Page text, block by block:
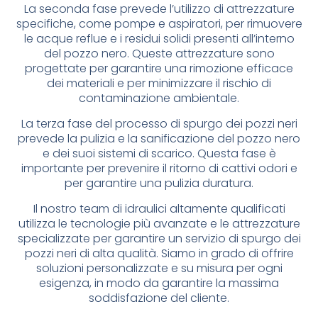
La seconda fase prevede l’utilizzo di attrezzature
specifiche, come pompe e aspiratori, per rimuovere
le acque reflue e i residui solidi presenti all’interno
del pozzo nero. Queste attrezzature sono
progettate per garantire una rimozione efficace
dei materiali e per minimizzare il rischio di
contaminazione ambientale.
La terza fase del processo di spurgo dei pozzi neri
prevede la pulizia e la sanificazione del pozzo nero
e dei suoi sistemi di scarico. Questa fase è
importante per prevenire il ritorno di cattivi odori e
per garantire una pulizia duratura.
Il nostro team di idraulici altamente qualificati
utilizza le tecnologie più avanzate e le attrezzature
specializzate per garantire un servizio di spurgo dei
pozzi neri di alta qualità. Siamo in grado di offrire
soluzioni personalizzate e su misura per ogni
esigenza, in modo da garantire la massima
soddisfazione del cliente.